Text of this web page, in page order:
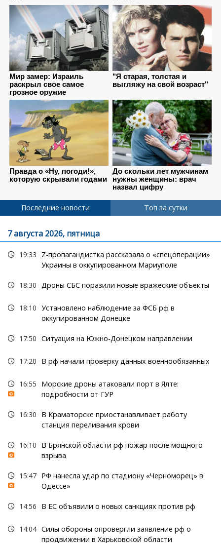
Последние новости Топ за сутки
7 августа 2026, пятница
19:33
Z-пропагандистка рассказала о «спецоперации»
Украины в оккупированном Мариуполе
18:30 Дроны СБС поразили новые вражеские объекты
18:10 Установлено наблюдение за ФСБ рф в
оккупированном Донецке
17:50 Ситуация на Южно-Донецком направлении
17:20 В рф начали проверку данных военнообязанных
16:55
Морские дроны атаковали порт в Ялте:
подробности от ГУР
16:30
В Краматорске приостанавливает работу
станция переливания крови
16:10
В Брянской области рф пожар после мощного
взрыва
15:47 РФ нанесла удар по стадиону «Черноморец» в
Одессе»
14:56 В ЕС объявили о новых санкциях против рф
14:04 Силы обороны опровергли заявление рф о
продвижении в Харьковской области